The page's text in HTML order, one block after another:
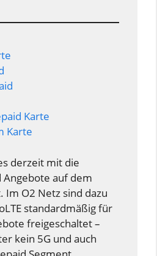
Karte
Karte
derzeit mit die
Angebote auf dem
Im O2 Netz sind dazu
standardmäßig für
freigeschaltet –
kein 5G und auch